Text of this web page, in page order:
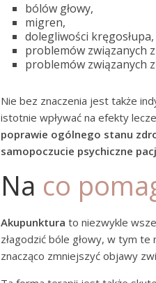
bólów głowy,
migren,
dolegliwości kręgosłupa,
problemów związanych
problemów związanych
Nie bez znaczenia jest także
istotnie wpływać na efekty
poprawie ogólnego stanu
samopoczucie psychiczne
Na co
Akupunktura to niezwykle
złagodzić bóle głowy, w tym te
znacząco zmniejszyć objawy